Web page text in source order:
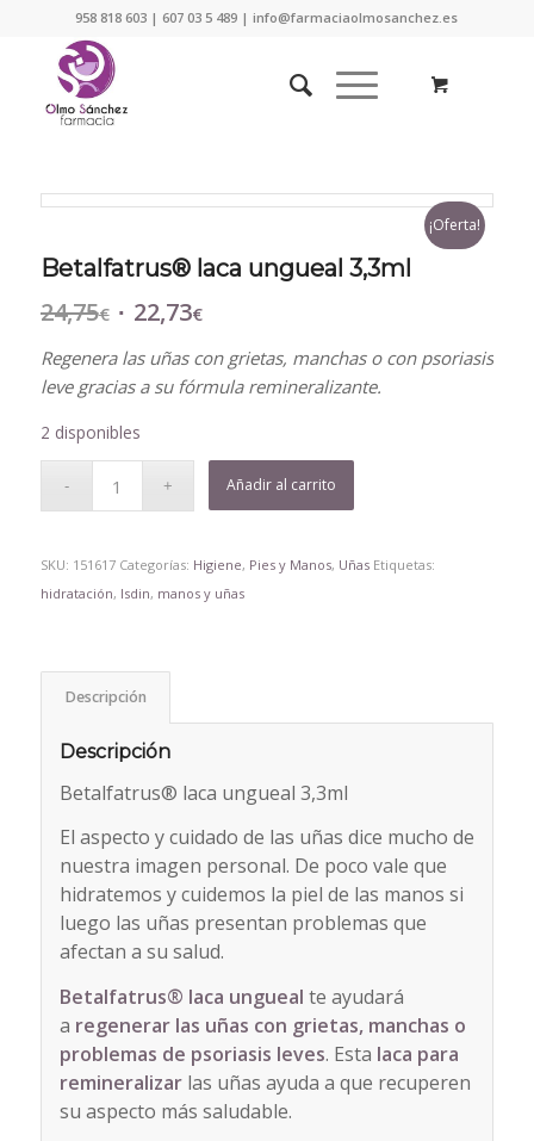
958 818 603 | 607 03 5 489 | info@farmaciaolmosanchez.es
¡Oferta!
Betalfatrus® laca ungueal 3,3ml
24,75€ El
original
era:
24,75€.
22,73€El
actual
es:
Regenera las uñas con grietas, manchas o con psoriasis
leve gracias a su fórmula remineralizante.
2 disponibles
Añadir al carrito
SKU: 151617 Categorías: Higiene, Pies y Manos, Uñas Etiquetas:
hidratación, Isdin, manos y uñas
Descripción
Descripción
Betalfatrus® laca ungueal 3,3ml
El aspecto y cuidado de las uñas dice mucho de
nuestra imagen personal. De poco vale que
hidratemos y cuidemos la piel de las manos si
luego las uñas presentan problemas que
afectan a su salud.
Betalfatrus® laca ungueal te ayudará
a regenerar las uñas con grietas, manchas o
problemas de psoriasis leves. Esta laca para
remineralizarlas uñas ayuda a que recuperen
su aspecto más saludable.